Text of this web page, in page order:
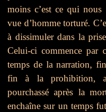
moins c’est ce qui
vue d’homme torturé.
à dissimuler dans la
Celui-ci commence par
temps de la narration,
fin à la prohibition,
pourchassé après la
enchaîne sur un temps